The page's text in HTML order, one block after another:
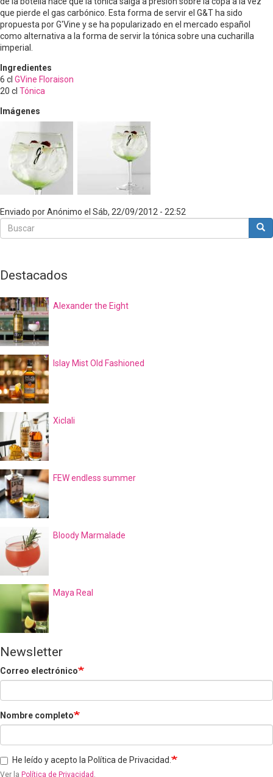
que pierde el gas carbónico. Esta forma de servir el G&T ha sido
propuesta por G'Vine y se ha popularizado en el mercado español
como alternativa a la forma de servir la tónica sobre una cucharilla
imperial.
Ingredientes
6 cl GVine Floraison
20 cl Tónica
Imágenes
Enviado porAnónimo el Sáb, 22/09/2012 - 22:52
Buscar
Buscar
Destacados
Alexander the Eight
Islay Mist Old Fashioned
Xiclali
FEW endless summer
Bloody Marmalade
Maya Real
Newsletter
Correo electrónico
Nombre completo
He leído y acepto la Política de Privacidad.
Ver la Política de Privacidad .